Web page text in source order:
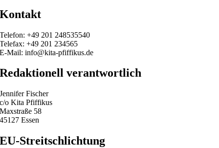
Kontakt
Telefon: +49 201 248535540
Telefax: +49 201 234565
E-Mail: info@kita-pfiffikus.de
Redaktionell verantwortlich
Jennifer Fischer
c/o Kita Pfiffikus
Maxstraße 58
45127 Essen
EU-Streitschlichtung